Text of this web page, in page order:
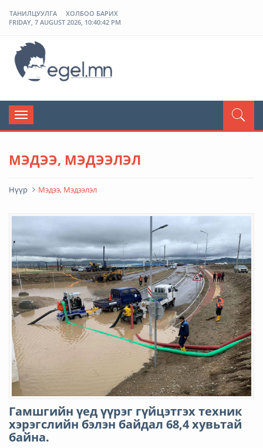
ТАНИЛЦУУЛГА
ХОЛБОО БАРИХ
FRIDAY, 7 AUGUST 2026, 10:40:42 PM
Toggle
navigation
МЭДЭЭ, МЭДЭЭЛЭЛ
Нүүр Мэдээ, Мэдээлэл
Гамшгийн үед үүрэг гүйцэтгэх техник
хэрэгслийн бэлэн байдал 68,4 хувьтай
байна.